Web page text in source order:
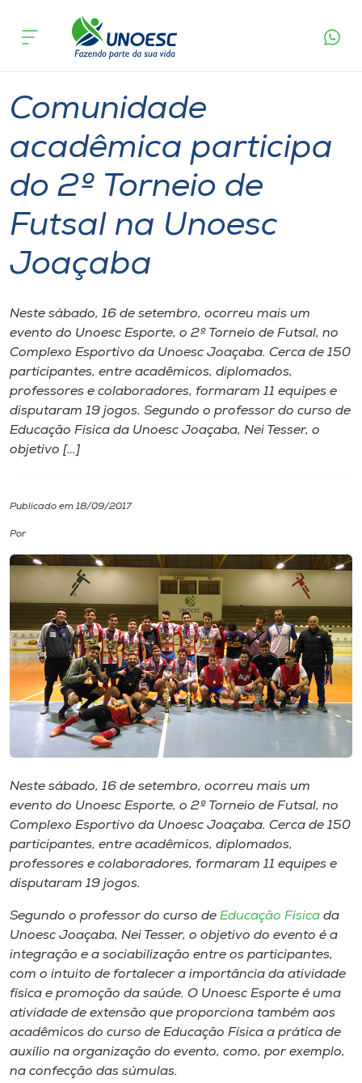
Cursos
Atendimento ao Estudante
Portal de Ensino
Internacionalização
I.nova
Diplomados
Biblioteca
Editora
Rádio
Museu
Unoesc
Store
Selecione
o idioma
acontece
Comunidade
acadêmica participa
do 2º Torneio de
Futsal na Unoesc
Joaçaba
Neste sábado, 16 de setembro, ocorreu mais um
evento do Unoesc Esporte, o 2º Torneio de Futsal, no
Complexo Esportivo da Unoesc Joaçaba. Cerca de 150
participantes, entre acadêmicos, diplomados,
professores e colaboradores, formaram 11 equipes e
disputaram 19 jogos. Segundo o professor do curso de
Educação Física da Unoesc Joaçaba, Nei Tesser, o
objetivo […]
Publicado em 18/09/2017
Por
Neste sábado, 16 de setembro, ocorreu mais um
evento do Unoesc Esporte, o 2º Torneio de Futsal, no
Complexo Esportivo da Unoesc Joaçaba. Cerca de 150
participantes, entre acadêmicos, diplomados,
professores e colaboradores, formaram 11 equipes e
disputaram 19 jogos.
Segundo o professor do curso de Educação Física da
Unoesc Joaçaba, Nei Tesser, o objetivo do evento é a
integração e a sociabilização entre os participantes,
com o intuito de fortalecer a importância da atividade
física e promoção da saúde. O Unoesc Esporte é uma
atividade de extensão que proporciona também aos
acadêmicos do curso de Educação Física a prática de
auxílio na organização do evento, como, por exemplo,
na confecção das súmulas.